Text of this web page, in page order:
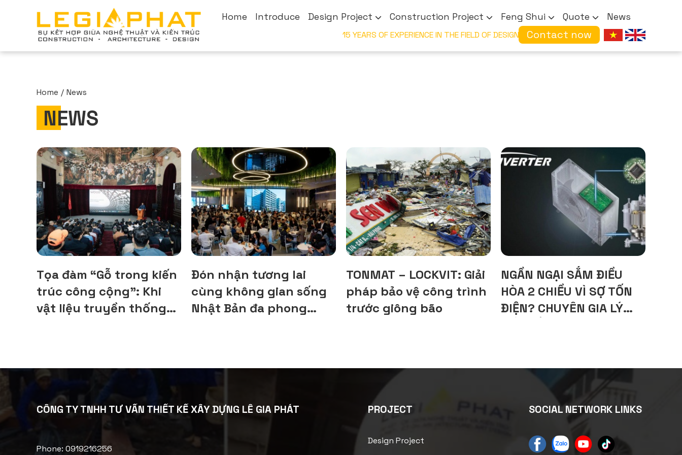
Home Introduce Design Project Construction Project Feng Shui Quote News
15 YEARS OF EXPERIENCE IN THE FIELD OF DESIGN & CONSTRUCTION
Contact now
Home News
NEWS
Tọa đàm “Gỗ trong kiến
trúc công cộng”: Khi
vật liệu truyền thống
Đón nhận tương lai
cùng không gian sống
Nhật Bản đa phong
TONMAT – LOCKVIT: Giải
pháp bảo vệ công trình
trước giông bão
NGẦN NGẠI SẮM ĐIỀU
HÒA 2 CHIỀU VÌ SỢ TỐN
ĐIỆN? CHUYÊN GIA LÝ
CÔNG TY TNHH TƯ VẤN THIẾT KẾ XÂY DỰNG LÊ GIA PHÁT
Phone: 0919216256
PROJECT
Design Project
SOCIAL NETWORK LINKS